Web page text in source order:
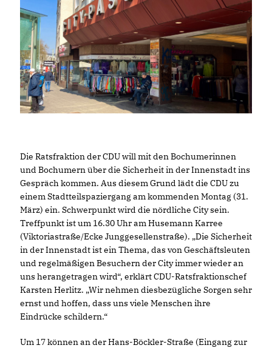
Die Ratsfraktion der CDU will mit den Bochumerinnen
und Bochumern über die Sicherheit in der Innenstadt ins
Gespräch kommen. Aus diesem Grund lädt die CDU zu
einem Stadtteilspaziergang am kommenden Montag (31.
März) ein. Schwerpunkt wird die nördliche City sein.
Treffpunkt ist um 16.30 Uhr am Husemann Karree
(Viktoriastraße/Ecke Junggesellenstraße). „Die Sicherheit
in der Innenstadt ist ein Thema, das von Geschäftsleuten
und regelmäßigen Besuchern der City immer wieder an
uns herangetragen wird“, erklärt CDU-Ratsfraktionschef
Karsten Herlitz. „Wir nehmen diesbezügliche Sorgen sehr
ernst und hoffen, dass uns viele Menschen ihre
Eindrücke schildern.“
Um 17 können an der Hans-Böckler-Straße (Eingang zur